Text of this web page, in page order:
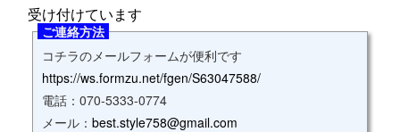
受け付けています
ご連絡方法
コチラのメールフォームが便利です
https://ws.formzu.net/fgen/S63047588/
電話：070‐5333‐0774
メール： best.style758@gmail.com